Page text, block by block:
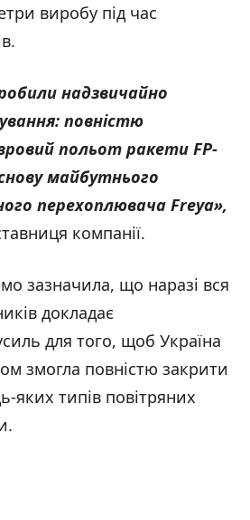
виробу під час
надзвичайно
повністю
польот ракети FP-
майбутнього
перехоплювача Freya»,
компанії.
зазначила, що наразі вся
докладає
для того, щоб Україна
змогла повністю закрити
яких типів повітряних